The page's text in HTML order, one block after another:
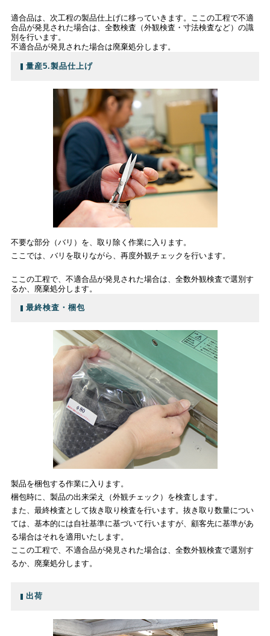
適合品は、次工程の製品仕上げに移っていきます。ここの工程で不適
合品が発見された場合は、全数検査（外観検査・寸法検査など）の識
別を行います。
不適合品が発見された場合は廃棄処分します。
量産5.製品仕上げ
不要な部分（バリ）を、取り除く作業に入ります。
ここでは、バリを取りながら、再度外観チェックを行います。
ここの工程で、不適合品が発見された場合は、全数外観検査で選別す
るか、廃棄処分します。
最終検査・梱包
製品を梱包する作業に入ります。
梱包時に、製品の出来栄え（外観チェック）を検査します。
また、最終検査として抜き取り検査を行います。抜き取り数量につい
ては、基本的には自社基準に基づいて行いますが、顧客先に基準があ
る場合はそれを適用いたします。
ここの工程で、不適合品が発見された場合は、全数外観検査で選別す
るか、廃棄処分します。
出荷